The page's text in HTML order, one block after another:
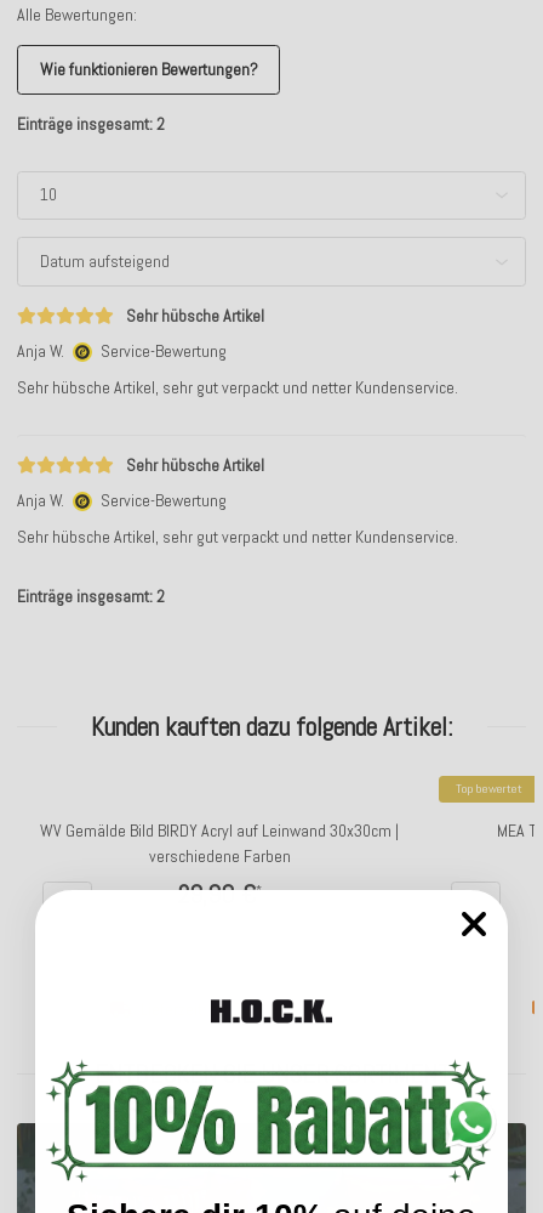
Alle Bewertungen:
Wie funktionieren Bewertungen?
Einträge insgesamt: 2
Sehr hübsche Artikel
Anja W.
Service-Bewertung
Sehr hübsche Artikel, sehr gut verpackt und netter Kundenservice.
Sehr hübsche Artikel
Anja W.
Service-Bewertung
Sehr hübsche Artikel, sehr gut verpackt und netter Kundenservice.
Einträge insgesamt: 2
Kunden kauften dazu folgende Artikel:
WV Gemälde Bild BIRDY Acryl auf Leinwand 30x30cm |
verschiedene Farben
29,90 €*
Lieferzeit: ca. 2 - 3 Werktage
Top bewertet
MEA
ENTDECKEN SIE UNSER SORTIMENT